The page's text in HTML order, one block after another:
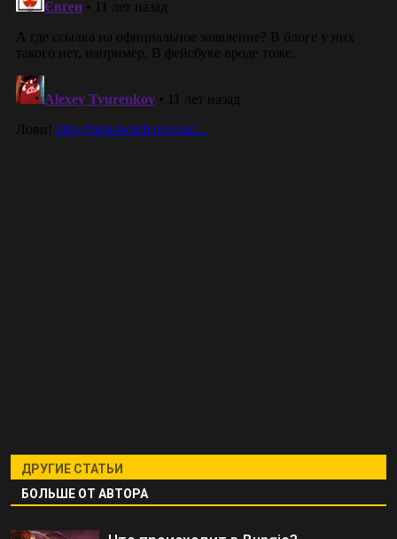
ДРУГИЕ СТАТЬИ
БОЛЬШЕ ОТ АВТОРА